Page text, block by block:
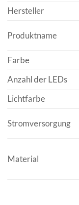
Hersteller
Produktname
Farbe
Anzahl der LEDs
Lichtfarbe
Stromversorgung
Material